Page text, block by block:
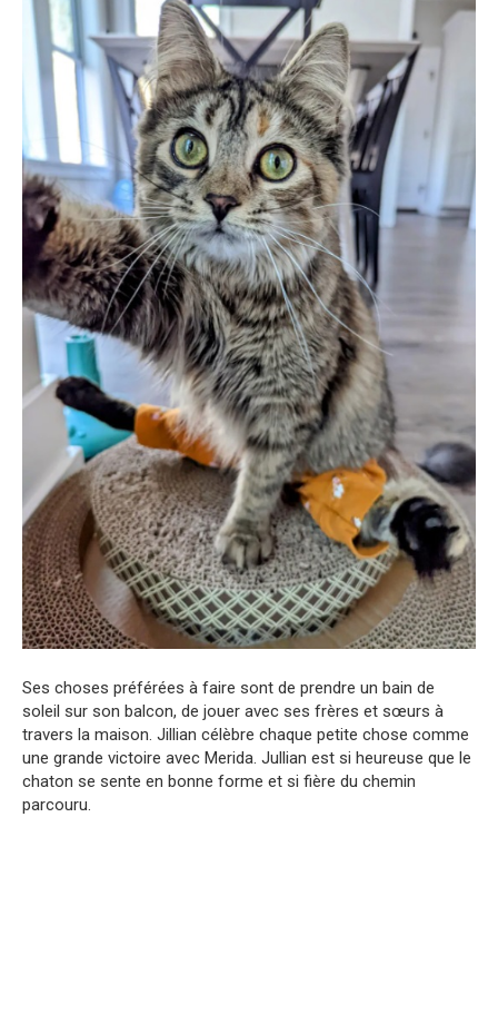
Ses choses préférées à faire sont de prendre un bain de
soleil sur son balcon, de jouer avec ses frères et sœurs à
travers la maison. Jillian célèbre chaque petite chose comme
une grande victoire avec Merida. Jullian est si heureuse que le
chaton se sente en bonne forme et si fière du chemin
parcouru.